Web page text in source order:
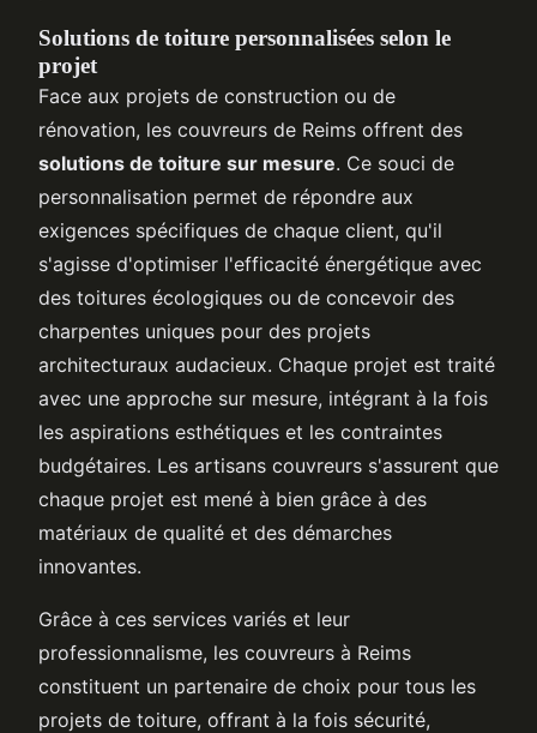
Solutions de toiture personnalisées selon le
projet
Face aux projets de construction ou de
rénovation, les couvreurs de Reims offrent des
solutions de toiture sur mesure. Ce souci de
personnalisation permet de répondre aux
exigences spécifiques de chaque client, qu'il
s'agisse d'optimiser l'efficacité énergétique avec
des toitures écologiques ou de concevoir des
charpentes uniques pour des projets
architecturaux audacieux. Chaque projet est traité
avec une approche sur mesure, intégrant à la fois
les aspirations esthétiques et les contraintes
budgétaires. Les artisans couvreurs s'assurent que
chaque projet est mené à bien grâce à des
matériaux de qualité et des démarches
innovantes.
Grâce à ces services variés et leur
professionnalisme, les couvreurs à Reims
constituent un partenaire de choix pour tous les
projets de toiture, offrant à la fois sécurité,